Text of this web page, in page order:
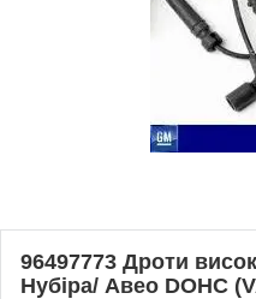
96497773 Дроти
Нубіра/ Авео DOHC